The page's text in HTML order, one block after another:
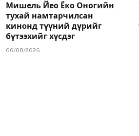
Мишель Йео Ёко Оногийн
тухай намтарчилсан
кинонд түүний дүрийг
бүтээхийг хүсдэг
06/08/2026